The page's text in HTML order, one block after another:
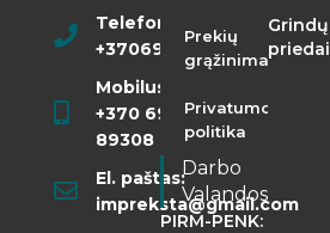
Telefonas:
+37069855400
Mobilusis:
+370 698
89308
El. paštas:
impreksta@gmail.com
Prekių
grąžinimas
Privatumo
politika
Darbo
Valandos
PIRM-PENK:
Grindų
priedai